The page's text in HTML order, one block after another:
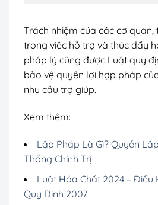
Trách nhiệm của các cơ quan,
trong việc hỗ trợ và thúc đẩy
pháp lý cũng được Luật quy
bảo vệ quyền lợi hợp pháp
nhu cầu trợ giúp.
Xem thêm:
Lập Pháp Là Gì? Quyền
Thống Chính Trị
Luật Hóa Chất 2024 – Điều
Quy Định 2007